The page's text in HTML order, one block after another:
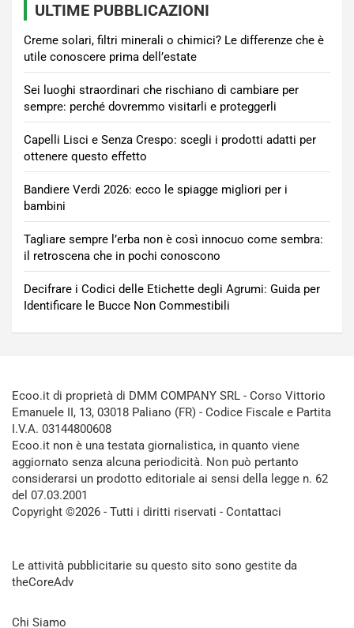
ULTIME PUBBLICAZIONI
Creme solari, filtri minerali o chimici? Le differenze che è
utile conoscere prima dell’estate
Sei luoghi straordinari che rischiano di cambiare per
sempre: perché dovremmo visitarli e proteggerli
Capelli Lisci e Senza Crespo: scegli i prodotti adatti per
ottenere questo effetto
Bandiere Verdi 2026: ecco le spiagge migliori per i
bambini
Tagliare sempre l’erba non è così innocuo come sembra:
il retroscena che in pochi conoscono
Decifrare i Codici delle Etichette degli Agrumi: Guida per
Identificare le Bucce Non Commestibili
Ecoo.it di proprietà di DMM COMPANY SRL - Corso Vittorio
Emanuele II, 13, 03018 Paliano (FR) - Codice Fiscale e Partita
I.V.A. 03144800608
Ecoo.it non è una testata giornalistica, in quanto viene
aggiornato senza alcuna periodicità. Non può pertanto
considerarsi un prodotto editoriale ai sensi della legge n. 62
del 07.03.2001
Copyright ©2026 - Tutti i diritti riservati - Contattaci
Le attività pubblicitarie su questo sito sono gestite da
theCoreAdv
Chi Siamo